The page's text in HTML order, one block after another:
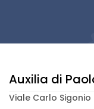
Auxilia di
Viale Carlo Sigonio